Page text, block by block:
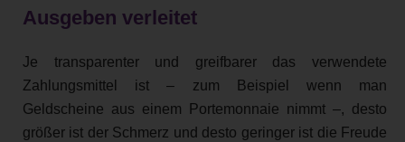
Ausgeben verleitet
Je transparenter und greifbarer das verwendete
Zahlungsmittel ist – zum Beispiel wenn man
Geldscheine aus einem Portemonnaie nimmt –, desto
größer ist der Schmerz und desto geringer ist die Freude